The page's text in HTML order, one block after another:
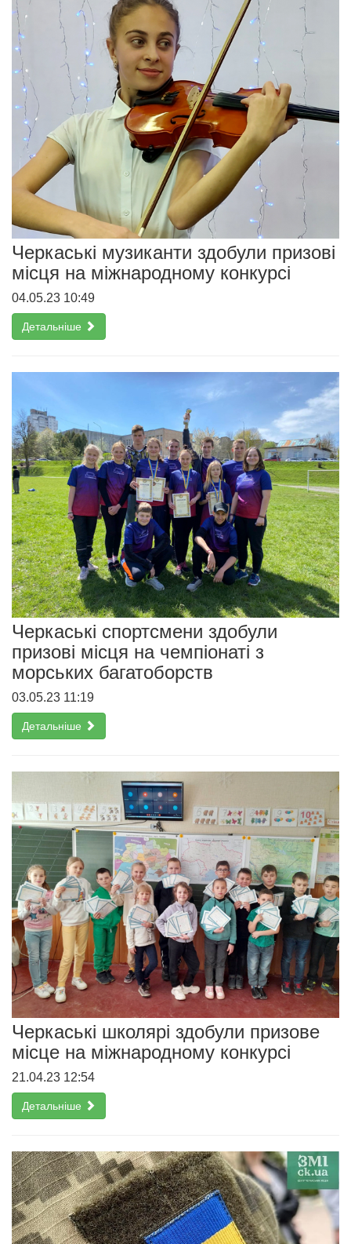
Черкаські музиканти здобули призові
місця на міжнародному конкурсі
04.05.23 10:49
Детальніше
Черкаські спортсмени здобули
призові місця на чемпіонаті з
морських багатоборств
03.05.23 11:19
Детальніше
Черкаські школярі здобули призове
місце на міжнародному конкурсі
21.04.23 12:54
Детальніше